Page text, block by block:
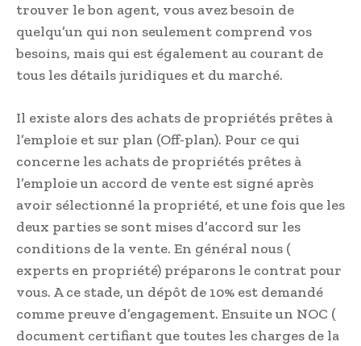
trouver le bon agent, vous avez besoin de
quelqu’un qui non seulement comprend vos
besoins, mais qui est également au courant de
tous les détails juridiques et du marché.
Il existe alors des achats de propriétés prêtes à
l’emploie et sur plan (Off-plan). Pour ce qui
concerne les achats de propriétés prêtes à
l’emploie un accord de vente est signé après
avoir sélectionné la propriété, et une fois que les
deux parties se sont mises d’accord sur les
conditions de la vente. En général nous (
experts en propriété) préparons le contrat pour
vous. A ce stade, un dépôt de 10% est demandé
comme preuve d’engagement. Ensuite un NOC (
document certifiant que toutes les charges de la